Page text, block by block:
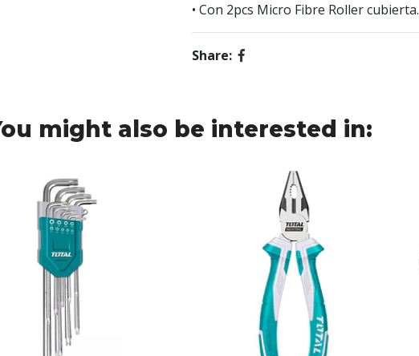
• Con 2pcs Micro Fibre Roller cubierta.
Share:
might also be interested in: